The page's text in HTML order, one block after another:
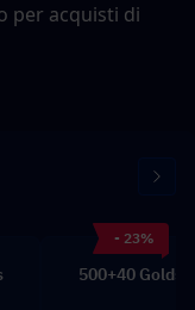
per acquisti di
- 23%
500+40 Golds